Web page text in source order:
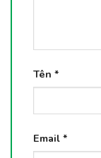
Tên *
Email *